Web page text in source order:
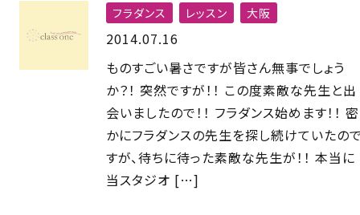
フラダンス レッスン 大阪
2014.07.16
ものすごい暑さですが皆さん無事でしょう
か？！ 突然ですが！！ この度素敵な先生と出
会いましたので！！ フラダンス始めます！！ 密
かにフラダンスの先生を探し続けていたの
すが、待ちに待った素敵な先生が！！ 本当に
当スタジオ […]